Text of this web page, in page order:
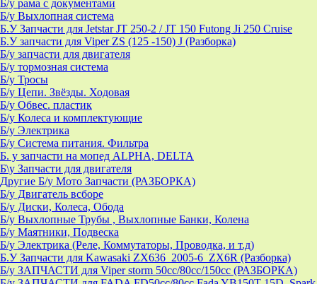
Б/у рама с документами
Б/у Выхлопная система
Б.У Запчасти для Jetstar JT 250-2 / JT 150 Futong Ji 250 Cruise
Б.У запчасти для Viper ZS (125 -150) J (Разборка)
Б/у запчасти для двигателя
Б/у тормозная система
Б/у Тросы
Б/у Цепи. Звёзды. Ходовая
Б/у Обвес. пластик
Б/у Колеса и комплектующие
Б/у Электрика
Б/у Система питания. Фильтра
Б. у запчасти на мопед ALPHA, DELTA
Б\у Запчасти для двигателя
Другие Б/у Мото Запчасти (РАЗБОРКА)
Б/у Двигатель всборе
Б/у Диски, Колеса, Обода
Б/у Выхлопные Трубы , Выхлопные Банки, Колена
Б/у Маятники, Подвеска
Б/у Электрика (Реле, Коммутаторы, Проводка, и т.д)
Б.У Запчасти для Kawasaki ZX636_2005-6_ZX6R (Разборка)
Б/у ЗАПЧАСТИ для Viper storm 50cc/80cc/150cc (РАЗБОРКА)